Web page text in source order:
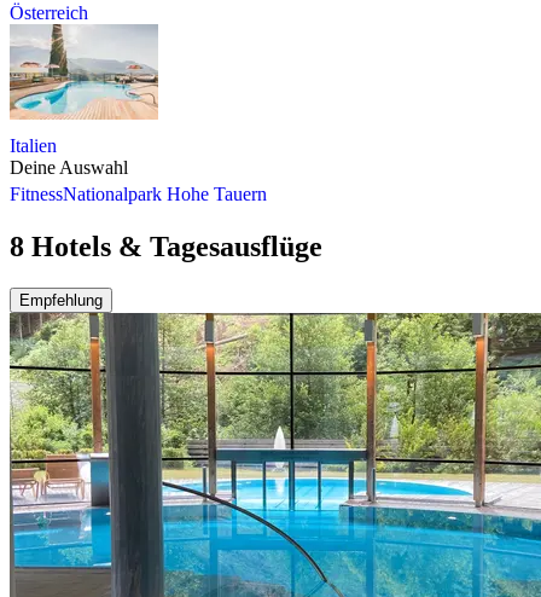
Österreich
Italien
Deine Auswahl
FitnessNationalpark Hohe Tauern
8 Hotels & Tagesausflüge
Empfehlung